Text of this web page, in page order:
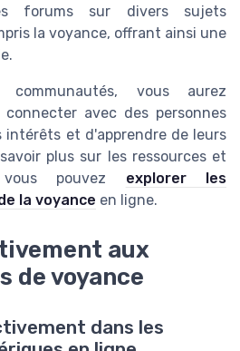
forums sur divers sujets
la voyance, offrant ainsi une
vous aurez
avec des personnes
intérêts et d'apprendre de leurs
plus sur les ressources et
vous pouvez explorer les
la voyance en ligne.
aux
de voyance
dans les